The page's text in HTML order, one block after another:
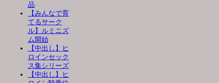
品
【みんなで育
てるサーク
ル】ルミニズ
ム開始
【中出し】ヒ
ロインセック
ス集シリーズ
【中出し】ヒ